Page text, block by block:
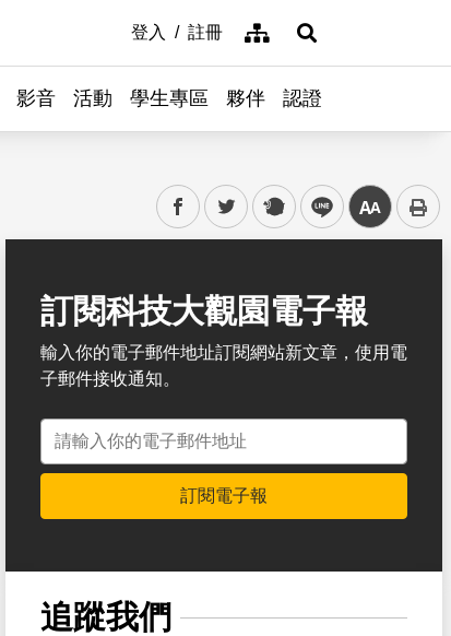
登入 註冊 網站導覽展開搜尋
影音 活動 學生專區 夥伴 認證
facebooktwitter plurk line 中
訂閱科技大觀園電子報
輸入你的電子郵件地址訂閱網站新文章，使用電
子郵件接收通知。
電子郵件地址
訂閱電子報
追蹤我們